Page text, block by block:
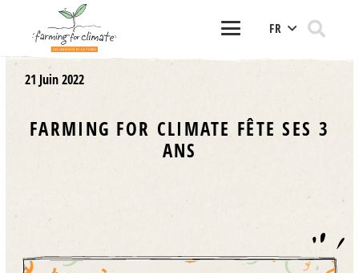
FR
21 Juin 2022
FARMING FOR CLIMATE FÊTE SES 3
ANS